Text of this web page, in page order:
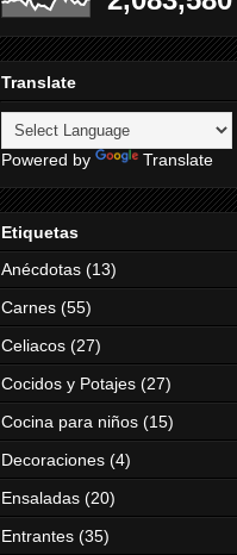
Translate
Powered by Translate
Etiquetas
Anécdotas (13)
Carnes (55)
Celiacos (27)
Cocidos y Potajes (27)
Cocina para niños (15)
Decoraciones (4)
Ensaladas (20)
Entrantes (35)